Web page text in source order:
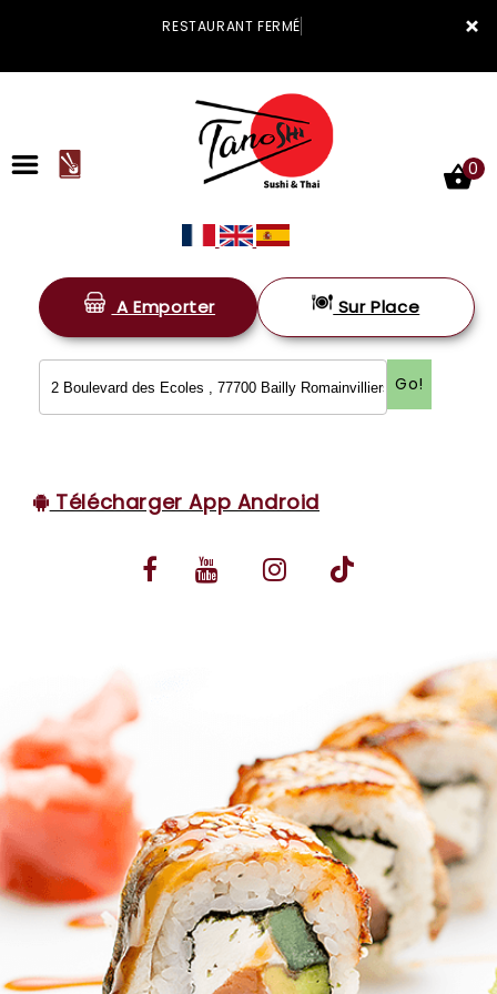
×
RESTAURANT FERMÉ
ACCUEIL
LA CARTE
VOS AVIS
MENTIONS LÉGALES
0
A Emporter Sur Place
Go!
Télécharger App Android